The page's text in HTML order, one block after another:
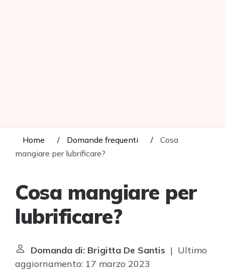
Home Domande frequenti
Cosa
mangiare per lubrificare?
Cosa mangiare per
lubrificare?
Domanda di: Brigitta De Santis | Ultimo
aggiornamento: 17 marzo 2023